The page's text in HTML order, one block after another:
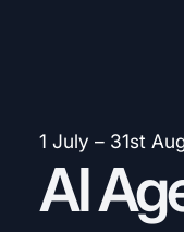
1 July – 31st
AI